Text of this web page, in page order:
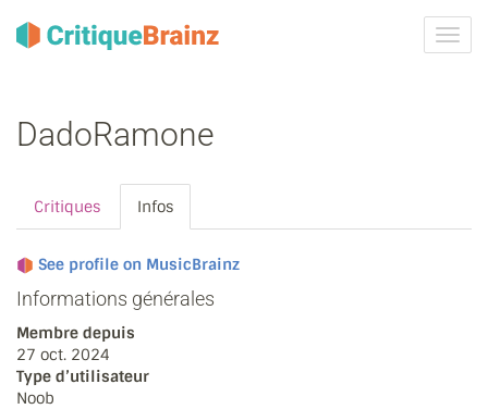
la
DadoRamone
Critiques Infos
See profile on MusicBrainz
Informations générales
Membre depuis
27 oct. 2024
Type d’utilisateur
Noob